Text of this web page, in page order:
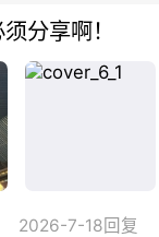
分享啊！
2026-7-18回复